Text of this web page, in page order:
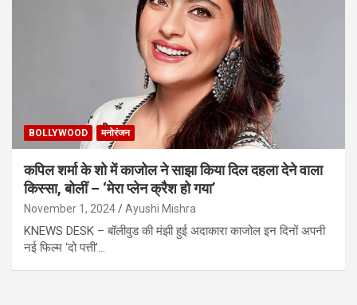
BOLLYWOOD मनोरंजन
कपिल शर्मा के शो में काजोल ने साझा किया दिल दहला देने वाला
किस्सा, बोलीं – ‘मेरा प्लेन क्रैश हो गया’
November 1, 2024 Ayushi Mishra
KNEWS DESK – बॉलीवुड की मंझी हुई अदाकारा काजोल इन दिनों अपनी
नई फिल्म ‘दो पत्ती’…